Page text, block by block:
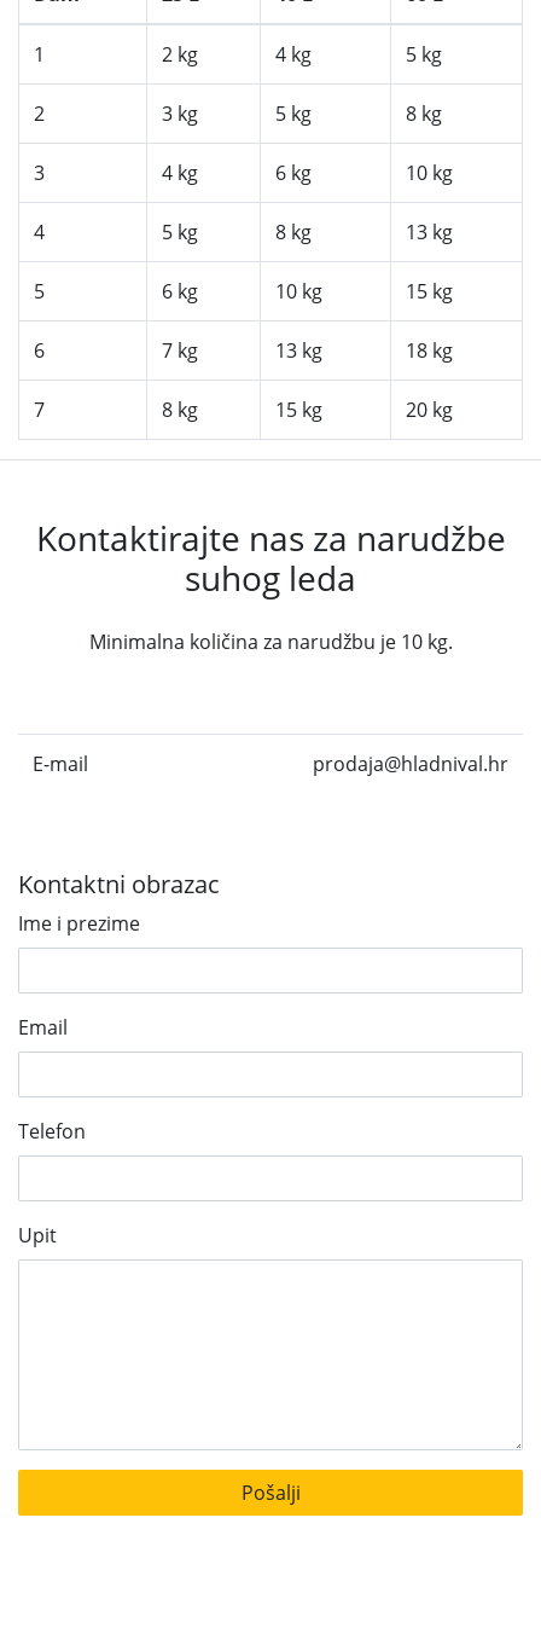
1 2 kg 4 kg 5 kg
2 3 kg 5 kg 8 kg
3 4 kg 6 kg 10 kg
4 5 kg 8 kg 13 kg
5 6 kg 10 kg 15 kg
6 7 kg 13 kg 18 kg
7 8 kg 15 kg 20 kg
Kontaktirajte nas za narudžbe
suhog leda
Minimalna količina za narudžbu je 10 kg.
E-mail prodaja@hladnival.hr
Kontaktni obrazac
Ime i prezime
Email
Telefon
Upit